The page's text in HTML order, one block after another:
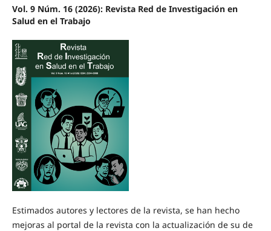
Vol. 9 Núm. 16 (2026): Revista Red de Investigación en
Salud en el Trabajo
Estimados autores y lectores de la revista, se han hecho
mejoras al portal de la revista con la actualización de su de